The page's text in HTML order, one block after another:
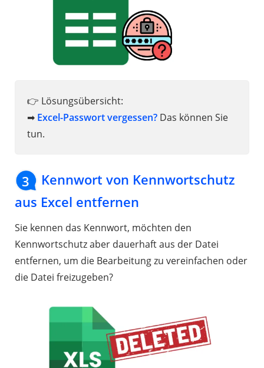
👉 Lösungsübersicht:
➡ Excel-Passwort vergessen? Das können Sie
tun.
3
Kennwort von Kennwortschutz
aus Excel entfernen
Sie kennen das Kennwort, möchten den
Kennwortschutz aber dauerhaft aus der Datei
entfernen, um die Bearbeitung zu vereinfachen oder
die Datei freizugeben?